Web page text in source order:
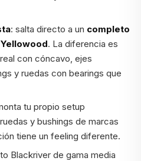
: salta directo a un completo
. La diferencia es
con cóncavo, ejes
y ruedas con bearings que
tu propio setup
y bushings de marcas
tiene un feeling diferente.
Blackriver de gama media